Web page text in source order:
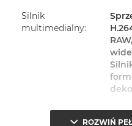
Najważniejsze
PASUJE WSZĘDZIE–
siedmiu wspaniałych
ozdobą, gdziekolwiek
TURBODOPALANY
Silnik
multimedialny:
ROZWIŃ